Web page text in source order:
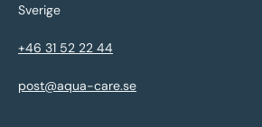
Sverige
+46 31 52 22 44
post@aqua-care.se